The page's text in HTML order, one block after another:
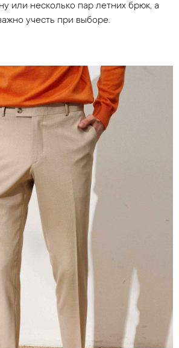
или несколько пар летних брюк, а
учесть при выборе.